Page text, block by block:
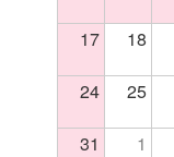
17 18
24 25
31 1